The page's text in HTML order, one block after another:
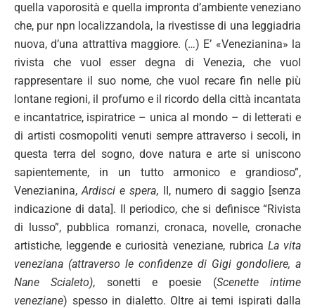
quella vaporosità e quella impronta d’ambiente veneziano
che, pur npn localizzandola, la rivestisse di una leggiadria
nuova, d’una attrattiva maggiore. (…) E’ «Venezianina» la
rivista che vuol esser degna di Venezia, che vuol
rappresentare il suo nome, che vuol recare fin nelle più
lontane regioni, il profumo e il ricordo della città incantata
e incantatrice, ispiratrice – unica al mondo – di letterati e
di artisti cosmopoliti venuti sempre attraverso i secoli, in
questa terra del sogno, dove natura e arte si uniscono
sapientemente, in un tutto armonico e grandioso”,
Venezianina,Ardisci e spera, II, numero di saggio [senza
indicazione di data]. Il periodico, che si definisce “Rivista
di lusso”, pubblica romanzi, cronaca, novelle, cronache
artistiche, leggende e curiosità veneziane, rubrica La vita
veneziana (attraverso le confidenze di Gigi gondoliere, a
Nane Scialeto), sonetti e poesie (Scenette intime
veneziane) spesso in dialetto. Oltre ai temi ispirati dalla